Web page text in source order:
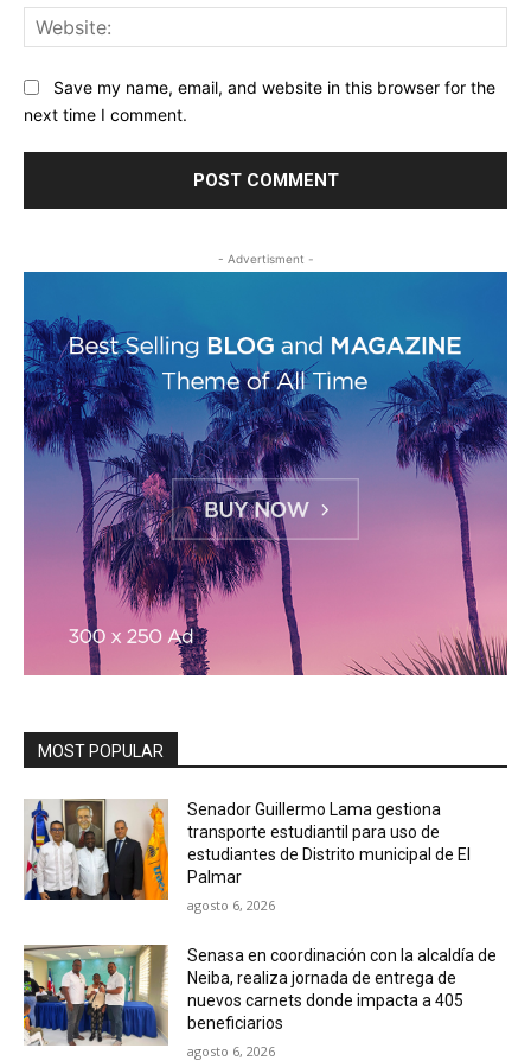
Save my name, email, and website in this browser for the
next time I comment.
- Advertisment -
MOST POPULAR
Senador Guillermo Lama gestiona
transporte estudiantil para uso de
estudiantes de Distrito municipal de El
Palmar
agosto 6, 2026
Senasa en coordinación con la alcaldía de
Neiba, realiza jornada de entrega de
nuevos carnets donde impacta a 405
beneficiarios
agosto 6, 2026